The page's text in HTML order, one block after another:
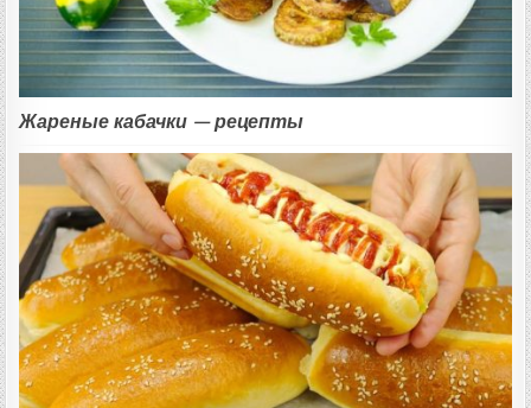
Жареные кабачки — рецепты